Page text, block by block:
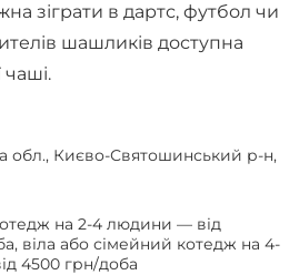
зіграти в дартс, футбол чи
шашликів доступна
обл., Києво-Святошинський р-н,
на 2-4 людини — від
віла або сімейний котедж на 4-
4500 грн/доба